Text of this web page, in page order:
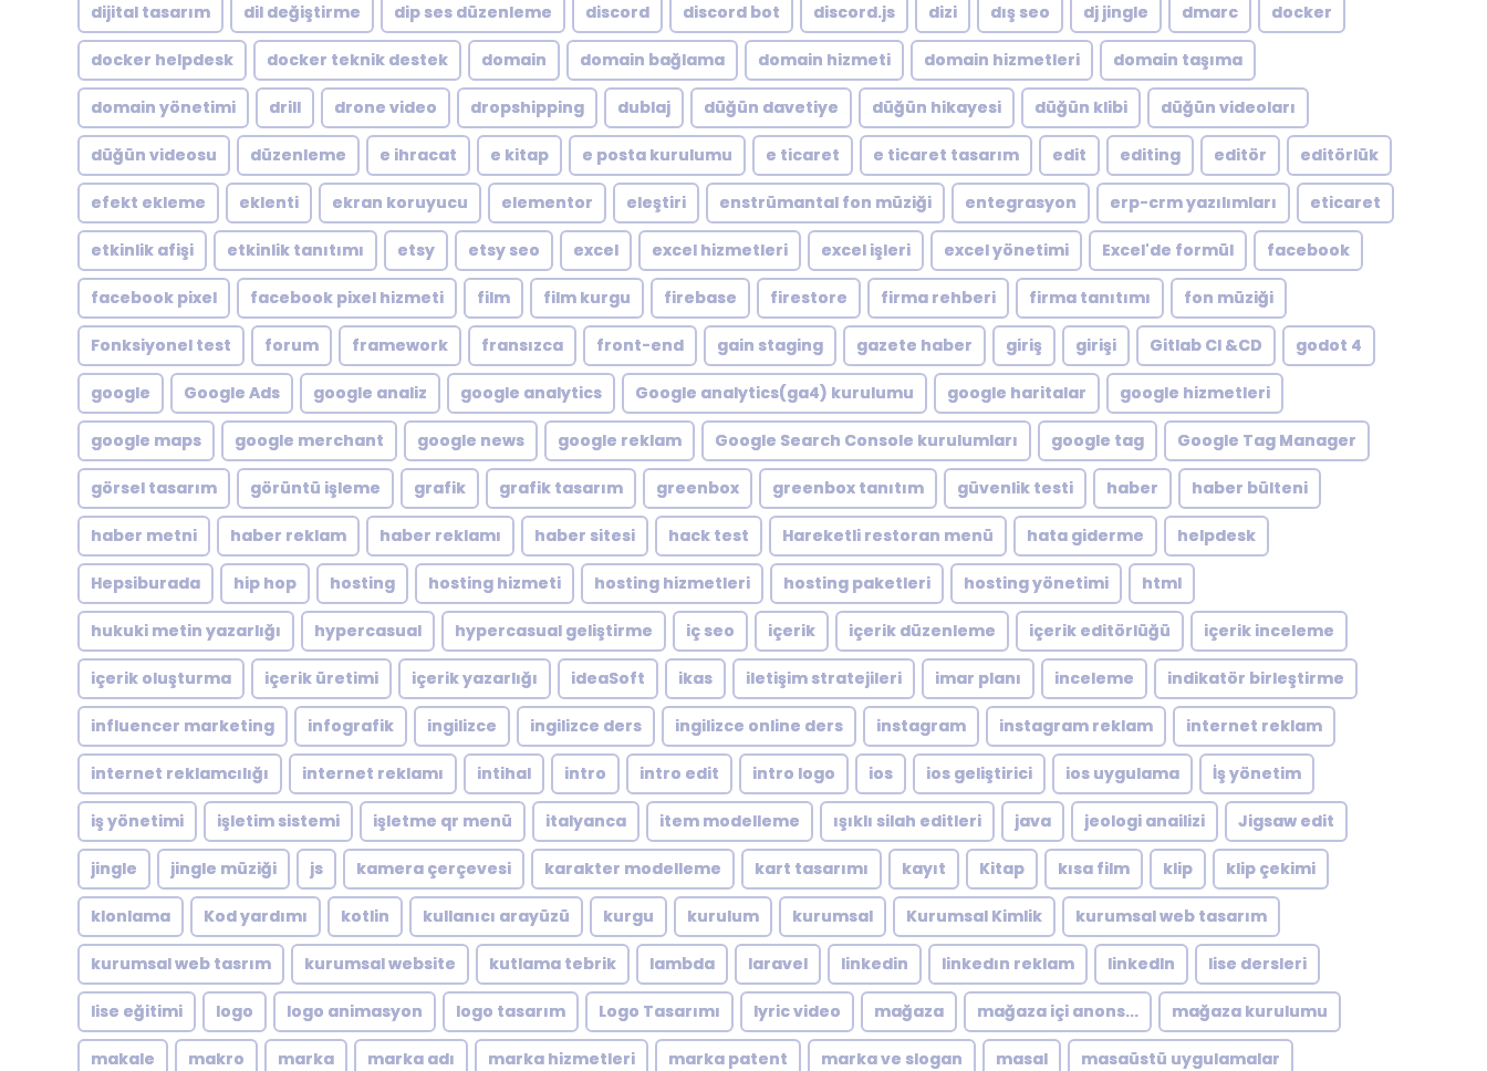
dijital tasarım dil değiştirme dip ses düzenleme discord discord bot discord.js dizi dış seo dj jingle dmarc docker
docker helpdesk docker teknik destek domain domain bağlama domain hizmeti domain hizmetleri domain taşıma
domain yönetimi drill drone video dropshipping dublaj düğün davetiye düğün hikayesi düğün klibi düğün videoları
düğün videosu düzenleme e ihracat e kitap e posta kurulumu e ticaret e ticaret tasarım edit editing editör editörlük
efekt ekleme eklenti ekran koruyucu elementor eleştiri enstrümantal fon müziği entegrasyon erp-crm yazılımları eticaret
etkinlik afişi etkinlik tanıtımı etsy etsy seo excel excel hizmetleri excel işleri excel yönetimi Excel'de formül facebook
facebook pixel facebook pixel hizmeti film film kurgu firebase firestore firma rehberi firma tanıtımı fon müziği
Fonksiyonel test forum framework fransızca front-end gain staging gazete haber giriş girişi Gitlab CI &CD godot 4
google Google Ads google analiz google analytics Google analytics(ga4) kurulumu google haritalar google hizmetleri
google maps google merchant google news google reklam Google Search Console kurulumları google tag Google Tag Manager
görsel tasarım görüntü işleme grafik grafik tasarım greenbox greenbox tanıtım güvenlik testi haber haber bülteni
haber metni haber reklam haber reklamı haber sitesi hack test Hareketli restoran menü hata giderme helpdesk
Hepsiburada hip hop hosting hosting hizmeti hosting hizmetleri hosting paketleri hosting yönetimi html
hukuki metin yazarlığı hypercasual hypercasual geliştirme iç seo içerik içerik düzenleme içerik editörlüğü içerik inceleme
içerik oluşturma içerik üretimi içerik yazarlığı ideaSoft ikas iletişim stratejileri imar planı inceleme indikatör birleştirme
influencer marketing infografik ingilizce ingilizce ders ingilizce online ders instagram instagram reklam internet reklam
internet reklamcılığı internet reklamı intihal intro intro edit intro logo ios ios geliştirici ios uygulama İş yönetim
iş yönetimi işletim sistemi işletme qr menü italyanca item modelleme ışıklı silah editleri java jeologi anailizi Jigsaw edit
jingle jingle müziği js kamera çerçevesi karakter modelleme kart tasarımı kayıt Kitap kısa film klip klip çekimi
klonlama Kod yardımı kotlin kullanıcı arayüzü kurgu kurulum kurumsal Kurumsal Kimlik kurumsal web tasarım
kurumsal web tasrım kurumsal website kutlama tebrik lambda laravel linkedin linkedın reklam linkedln lise dersleri
lise eğitimi logo logo animasyon logo tasarım Logo Tasarımı lyric video mağaza mağaza içi anons... mağaza kurulumu
makale makro marka marka adı marka hizmetleri marka patent marka ve slogan masal masaüstü uygulamalar